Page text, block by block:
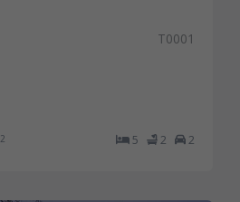
T0001
5 2 2
2